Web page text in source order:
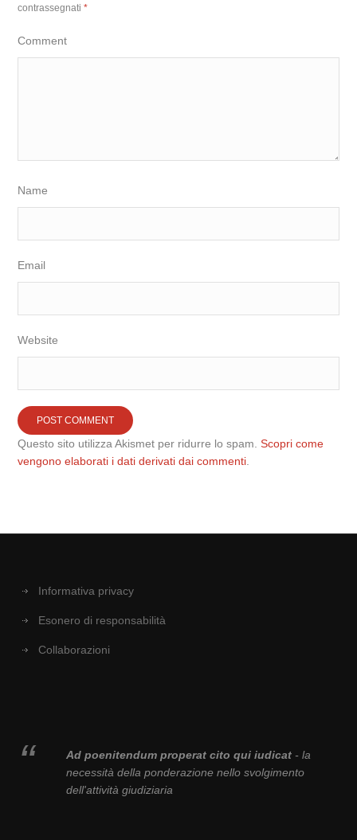
contrassegnati*
Comment
Name
Email
Website
Questo sito utilizza Akismet per ridurre lo spam.Scopri come
vengono elaborati i dati derivati dai commenti
Informativa privacy
Esonero di responsabilità
Collaborazioni
Ad poenitendum properat cito qui iudicat- la
necessità della ponderazione nello svolgimento
dell'attività giudiziaria